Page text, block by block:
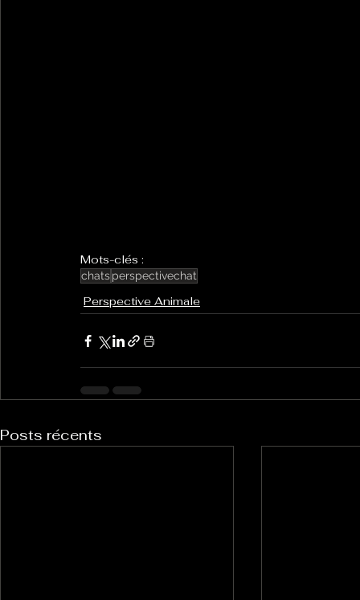
Mots-clés :
chatsperspectivechat
Perspective Animale
Posts récents